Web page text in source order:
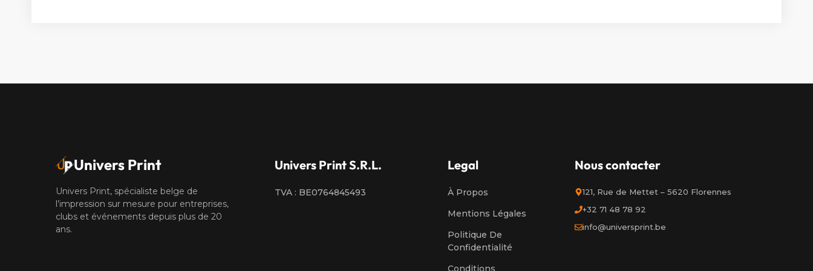
Univers Print
Univers Print, spécialiste belge de
l’impression sur mesure pour entreprises,
clubs et événements depuis plus de 20
ans.
Univers Print S.R.L.
TVA : BE0764845493
Legal
À Propos
Mentions Légales
Politique De
Confidentialité
Conditions
Nous contacter
121, Rue de Mettet – 5620 Florennes
+32 71 48 78 92
info@universprint.be